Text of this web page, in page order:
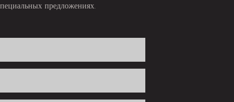
предложениях.